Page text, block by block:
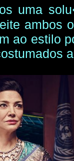
uma
ambos
ao estilo